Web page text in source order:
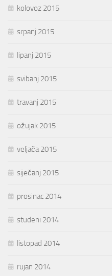
kolovoz 2015
srpanj 2015
lipanj 2015
svibanj 2015
travanj 2015
ožujak 2015
veljača 2015
siječanj 2015
prosinac 2014
studeni 2014
listopad 2014
rujan 2014